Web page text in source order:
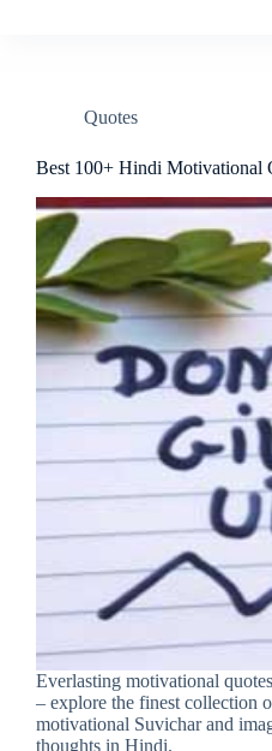
Quotes
Best 100+ Hindi Motivational
Everlasting motivational
– explore the finest collection
motivational Suvichar and
thoughts in Hindi.